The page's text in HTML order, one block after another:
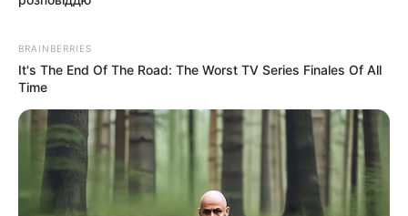
BRAINBERRIES
It's The End Of The Road: The Worst TV Series Finales Of All
Time